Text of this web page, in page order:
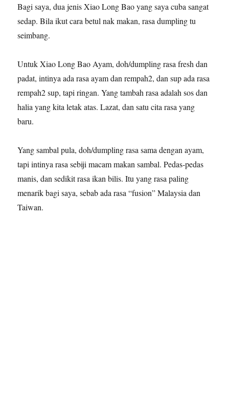
Bagi saya, dua jenis Xiao Long Bao yang saya cuba sangat
sedap. Bila ikut cara betul nak makan, rasa dumpling tu
seimbang.
Untuk Xiao Long Bao Ayam, doh/dumpling rasa fresh dan
padat, intinya ada rasa ayam dan rempah2, dan sup ada rasa
rempah2 sup, tapi ringan. Yang tambah rasa adalah sos dan
halia yang kita letak atas. Lazat, dan satu cita rasa yang
baru.
Yang sambal pula, doh/dumpling rasa sama dengan ayam,
tapi intinya rasa sebiji macam makan sambal. Pedas-pedas
manis, dan sedikit rasa ikan bilis. Itu yang rasa paling
menarik bagi saya, sebab ada rasa “fusion” Malaysia dan
Taiwan.